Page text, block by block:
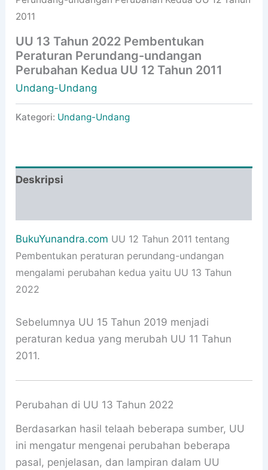
2011
UU 13 Tahun 2022 Pembentukan
Peraturan Perundang-undangan
Perubahan Kedua UU 12 Tahun 2011
Undang-Undang
Kategori: Undang-Undang
Deskripsi
BukuYunandra.com UU 12 Tahun 2011 tentang
Pembentukan peraturan perundang-undangan
mengalami perubahan kedua yaitu UU 13 Tahun
2022
Sebelumnya UU 15 Tahun 2019 menjadi
peraturan kedua yang merubah UU 11 Tahun
2011.
Perubahan di UU 13 Tahun 2022
Berdasarkan hasil telaah beberapa sumber, UU
ini mengatur mengenai perubahan beberapa
pasal, penjelasan, dan lampiran dalam UU